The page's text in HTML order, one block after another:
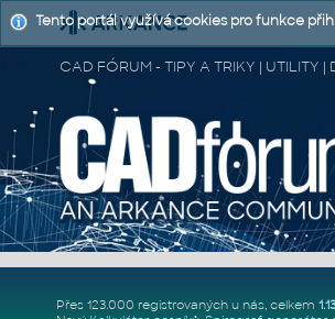
CAD FÓRUM - TIPY A TRIKY | UTILITY
Přes 123.000 registrovaných u nás, celkem
Tento portál využívá cookies pro funkce